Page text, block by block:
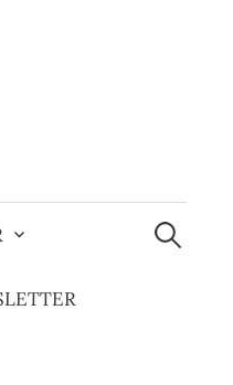
Suchen
nach: